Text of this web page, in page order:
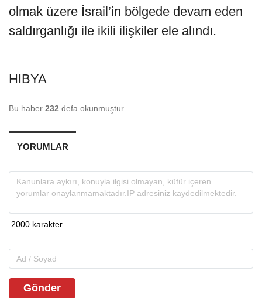
olmak üzere İsrail’in bölgede devam eden
saldırganlığı ile ikili ilişkiler ele alındı.
HIBYA
Bu haber 232 defa okunmuştur.
YORUMLAR
Gönder